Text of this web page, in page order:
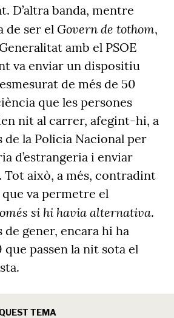
D’altra banda, mentre
de ser el Govern de tothom,
amb el PSOE
va enviar un dispositiu
de més de 50
que les persones
nit al carrer, afegint-hi, a
de la Policia Nacional per
d’estrangeria i enviar
Tot això, a més, contradint
que va permetre el
si hi havia alternativa.
gener, encara hi ha
passen la nit sota el
TEMA